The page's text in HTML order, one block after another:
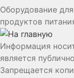
Оборудование
продуктов
Информация
является
Запрещается